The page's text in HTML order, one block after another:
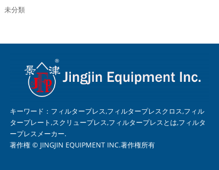
未分類
キーワード：フィルタープレス,フィルタープレスクロス,フィル
タープレート,スクリュープレス,フィルタープレスとは,フィルタ
ープレスメーカー.
著作権 © JINGJIN EQUIPMENT INC.著作権所有